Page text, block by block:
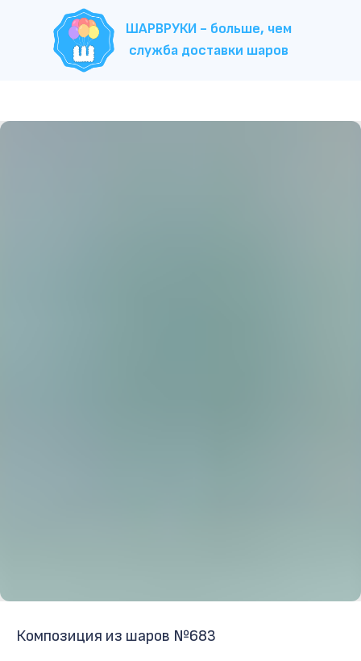
ШАРВРУКИ - больше, чем
служба доставки шаров
Композиция из шаров №683